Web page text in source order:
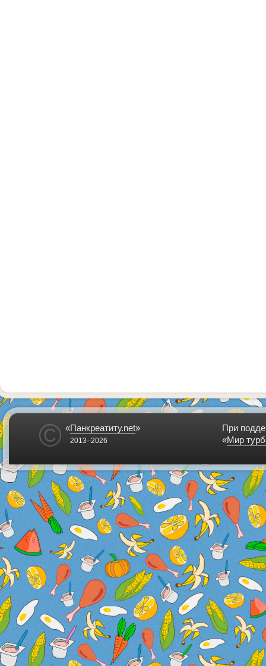
© «Панкреатиту.net»
2013–2026
При
«Мир